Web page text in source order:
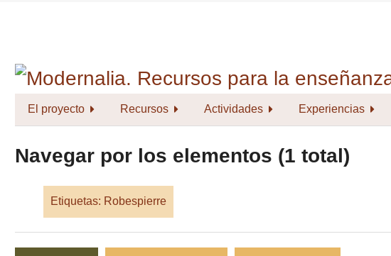
El proyecto Recursos Actividades Experiencias
Navegar por los elementos (1 total)
Etiquetas: Robespierre